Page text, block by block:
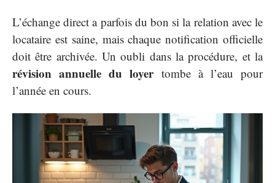
L’échange direct a parfois du bon si la relation avec le
locataire est saine, mais chaque notification officielle
doit être archivée. Un oubli dans la procédure, et la
révision annuelle du loyertombe à l’eau pour
l’année en cours.